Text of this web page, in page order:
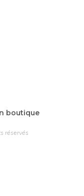
boutique
réservés